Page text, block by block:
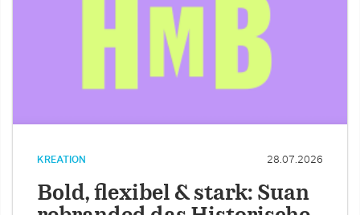
KREATION 28.07.2026
Bold, flexibel & stark: Suan